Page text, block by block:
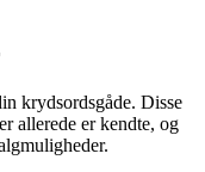
krydsordsgåde. Disse
allerede er kendte, og